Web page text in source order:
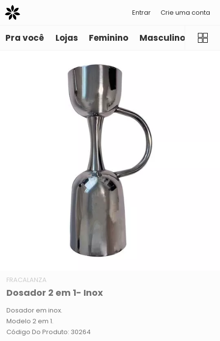
Entrar Crie uma conta
Pra você Lojas Feminino Masculino
FRACALANZA
Dosador 2 em 1- Inox
Dosador em inox.
Modelo 2 em 1.
Código Do Produto: 30264